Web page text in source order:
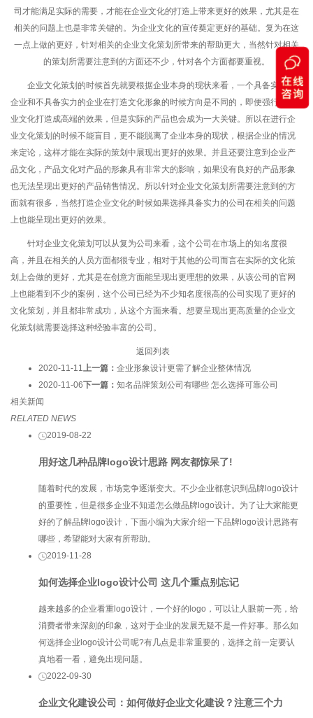
司才能满足实际的需要，才能在企业文化的打造上带来更好的效果，尤其是在
相关的问题上也是非常关键的。为企业文化的宣传奠定更好的基础。复为在这
一点上做的更好，针对相关的企业文化策划所带来的帮助更大，当然针对相关
的策划所需要注意到的方面还不少，针对各个方面都要重视。
企业文化策划的时候首先就要根据企业本身的现状来看，一个具备实力的
企业和不具备实力的企业在打造文化形象的时候方向是不同的，即便强行将企
业文化打造成高端的效果，但是实际的产品也会成为一大关键。所以在进行企
业文化策划的时候不能盲目，更不能脱离了企业本身的现状，根据企业的情况
来定论，这样才能在实际的策划中展现出更好的效果。并且还要注意到企业产
品文化，产品文化对产品的形象具有非常大的影响，如果没有良好的产品形象
也无法呈现出更好的产品销售情况。所以针对企业文化策划所需要注意到的方
面就有很多，当然打造企业文化的时候如果选择具备实力的公司在相关的问题
上也能呈现出更好的效果。
针对企业文化策划可以从复为公司来看，这个公司在市场上的知名度很
高，并且在相关的人员方面都很专业，相对于其他的公司而言在实际的文化策
划上会做的更好，尤其是在创意方面能呈现出更理想的效果，从该公司的官网
上也能看到不少的案例，这个公司已经为不少知名度很高的公司实现了更好的
文化策划，并且都非常成功，从这个方面来看。想要呈现出更高质量的企业文
化策划就需要选择这种经验丰富的公司。
返回列表
2020-11-11上一篇： 企业形象设计更需了解企业整体情况
2020-11-06下一篇： 知名品牌策划公司有哪些 怎么选择可靠公司
相关新闻
RELATED NEWS
2019-08-22
用好这几种品牌logo设计思路 网友都惊呆了!
随着时代的发展，市场竞争逐渐变大。不少企业都意识到品牌logo设计
的重要性，但是很多企业不知道怎么做品牌logo设计。为了让大家能更
好的了解品牌logo设计，下面小编为大家介绍一下品牌logo设计思路有
哪些，希望能对大家有所帮助。
2019-11-28
如何选择企业logo设计公司 这几个重点别忘记
越来越多的企业看重logo设计，一个好的logo，可以让人眼前一亮，给
消费者带来深刻的印象，这对于企业的发展无疑不是一件好事。那么如
何选择企业logo设计公司呢?有几点是非常重要的，选择之前一定要认
真地看一看，避免出现问题。
2022-09-30
企业文化建设公司：如何做好企业文化建设？注意三个力